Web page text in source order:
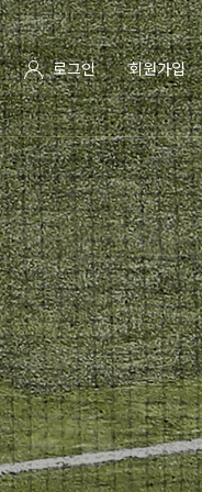
로그인 회원가입